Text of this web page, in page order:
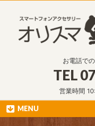
お電話で
TEL
営業時間
MENU